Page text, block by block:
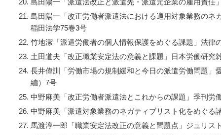
島田陽一「派遣法改正と派遣先・派遣元企業の雇用責任
島田陽一「改正労働者派遣法における適用対象業務のネ
稲田法学75巻3号
竹地潔「派遣労働者の個人情報保護をめぐる課題」法律
土田道夫「改正職業安定法の意義と課題」日本労働研究
長井偉訓「労働市場の規制緩和と今日の派遣労働問題」
編）7号
中野麻美「改正労働者派遣法とこれからの課題」季刊労
中野麻美「派遣対象業務のネガティブリスト化をめぐる
馬渡淳一郎「職業安定法改正の意義と問題点」ジュリス